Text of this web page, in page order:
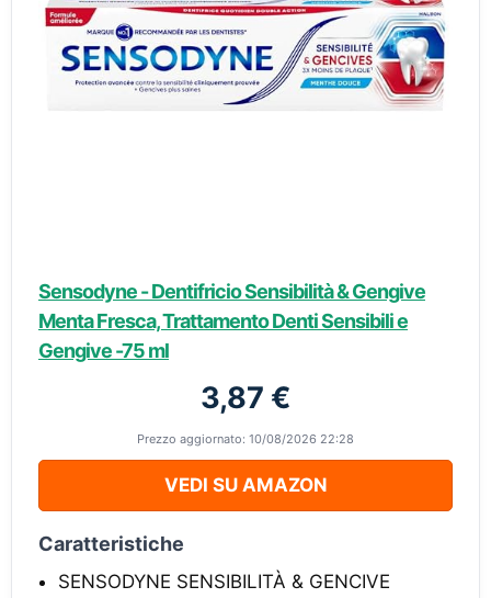
Sensodyne - Dentifricio Sensibilità & Gengive
Menta Fresca, Trattamento Denti Sensibili e
Gengive -75 ml
3,87 €
Prezzo aggiornato: 10/08/2026 22:28
VEDI SU AMAZON
Caratteristiche
SENSODYNE SENSIBILITÀ & GENCIVE